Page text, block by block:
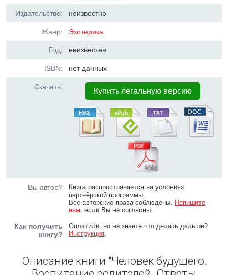
Издательство: неизвестно
Жанр: Эзотерика
Год: неизвестен
ISBN: нет данных
Скачать: Купить легальную версию
Вы автор?
Книга распространяется на условиях
партнёрской программы.
Все авторские права соблюдены. Напишите
нам, если Вы не согласны.
Как получить
книгу?
Оплатили, но не знаете что делать дальше?
Инструкция.
Описание книги "Человек будущего.